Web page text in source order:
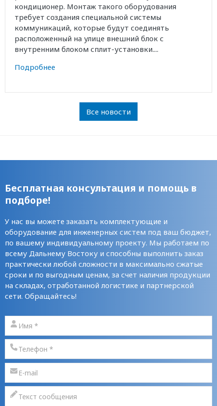
кондиционер. Монтаж такого оборудования
требует создания специальной системы
коммуникаций, которые будут соединять
расположенный на улице внешний блок с
внутренним блоком сплит-установки....
Подробнее
Все новости
Бесплатная консультация и помощь в
подборе!
У нас вы можете заказать комплектующие и
оборудование для инженерных систем под ваш бюджет,
по вашему индивидуальному проекту. Мы работаем по
всему Дальнему Востоку и способны выполнить заказ
практически любой сложности в максимально сжатые
сроки и по выгодным ценам, за счет наличия продукции
на складах, отработанной логистике и партнерской
сети. Обращайтесь!